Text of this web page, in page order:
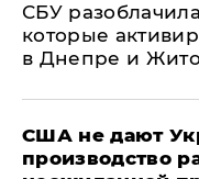
СБУ
которые
в Днепре и
США не дают
производство